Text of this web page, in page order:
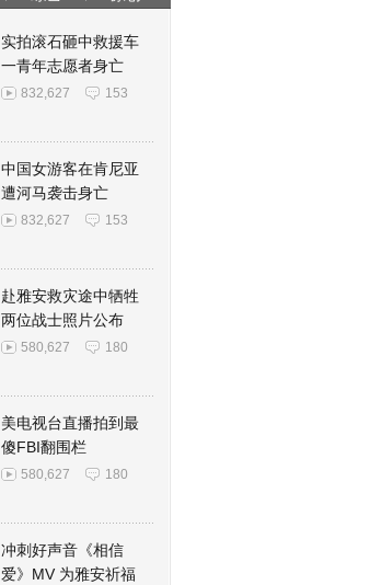
实拍滚石砸中救援车
一青年志愿者身亡
832,627 153
中国女游客在肯尼亚
遭河马袭击身亡
832,627 153
赴雅安救灾途中牺牲
两位战士照片公布
580,627 180
美电视台直播拍到最
傻FBI翻围栏
580,627 180
冲刺好声音《相信
爱》MV 为雅安祈福